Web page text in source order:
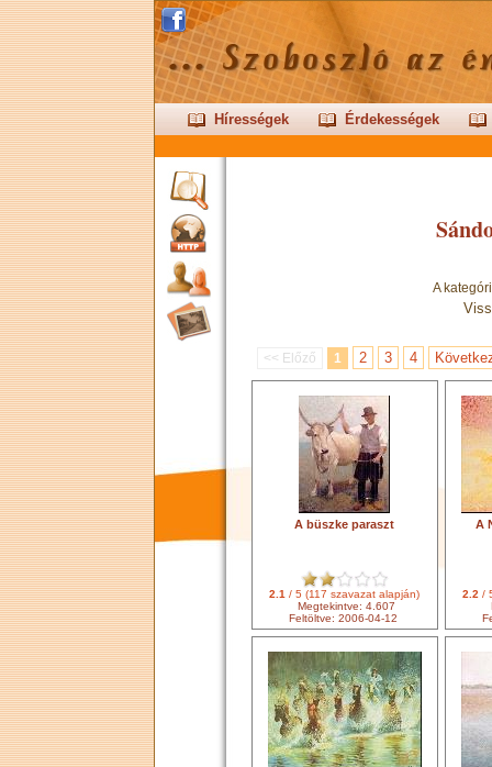
Hírességek Érdekességek
A
<< Előző 1 2 3 4
A büszke paraszt
2.1 / 5 (117 szavazat alapján)
Megtekintve: 4.607
Feltöltve: 2006-04-12
A
2.2 /